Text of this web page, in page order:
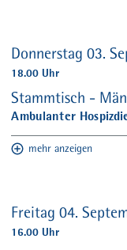
Donnerstag 03.
18.00 Uhr
Stammtisch -
Ambulanter
mehr anzeigen
Freitag 04.
16.00 Uhr